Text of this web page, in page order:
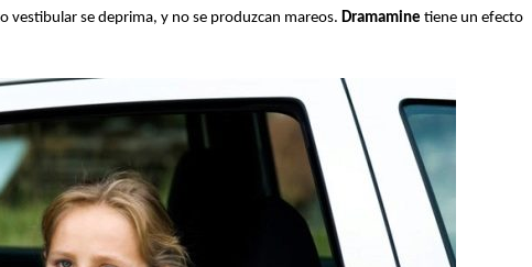
se deprima, y no se produzcan mareos. Dramamine tiene un efecto